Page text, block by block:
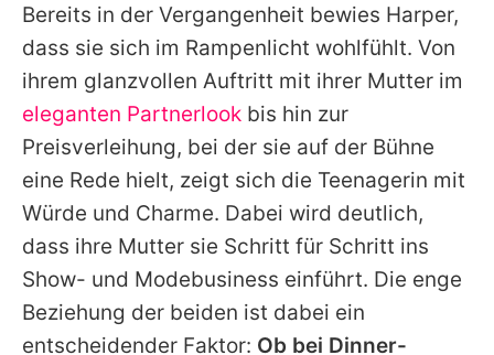
Bereits in der Vergangenheit bewies Harper,
dass sie sich im Rampenlicht wohlfühlt. Von
ihrem glanzvollen Auftritt mit ihrer Mutter im
eleganten Partnerlook bis hin zur
Preisverleihung, bei der sie auf der Bühne
eine Rede hielt, zeigt sich die Teenagerin mit
Würde und Charme. Dabei wird deutlich,
dass ihre Mutter sie Schritt für Schritt ins
Show- und Modebusiness einführt. Die enge
Beziehung der beiden ist dabei ein
entscheidender Faktor: Ob bei Dinner-